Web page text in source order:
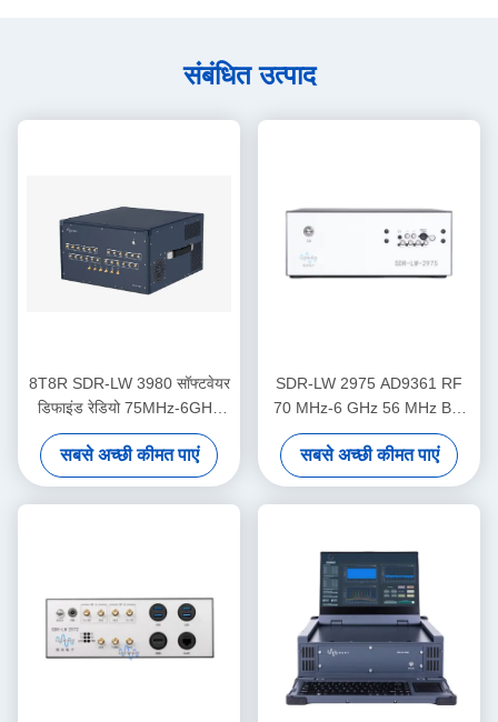
संबंधित उत्पाद
8T8R SDR-LW 3980 सॉफ्टवेयर
डिफाइंड रेडियो 75MHz-6GHz
450MHz TX BW
सबसे अच्छी कीमत पाएं
SDR-LW 2975 AD9361 RF
70 MHz-6 GHz 56 MHz BW
प्रत्येक 2 चैनल 4 × PCIE BUS 2
× USB 3.0 i7 प्रोसेसर USRP
एकीकृत सॉफ्टवेयर परिभाषित रेडियो
डिवाइस
सबसे अच्छी कीमत पाएं